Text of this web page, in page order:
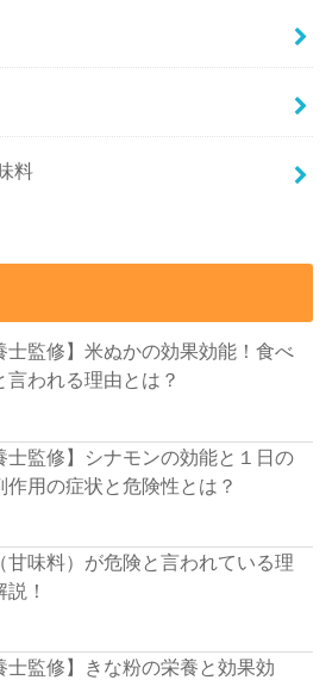
料
士監修】米ぬかの効果効能！食べ
言われる理由とは？
士監修】シナモンの効能と１日の
作用の症状と危険性とは？
甘味料）が危険と言われている理
！
士監修】きな粉の栄養と効果効